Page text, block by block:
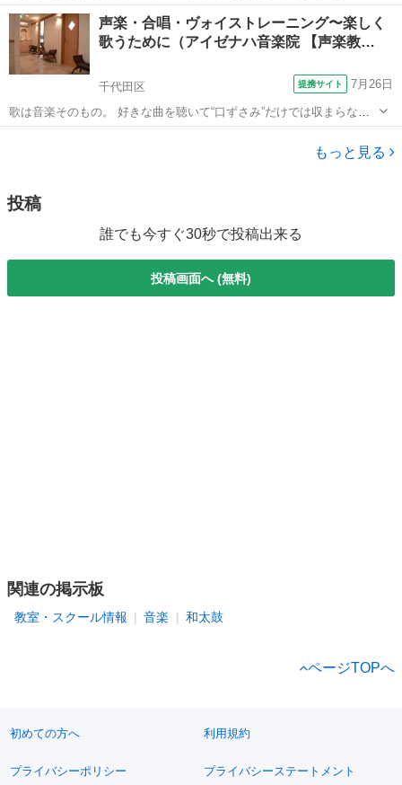
マリンバの音色に癒されたい ♪ブラスバンド在籍しているけど打楽器
担当で悩んでいる学生さん ♪昔なつかしいマリンバに触れたい ♪脳ト
レ...
東京 品川区 大井町駅 その他 マリンバ
声楽・合唱・ヴォイストレーニング〜楽しく
歌うために（アイゼナハ音楽院 【声楽教…
千代田区 提携サイト 7月26日
歌は音楽そのもの。 好きな曲を聴いて“口ずさみ”だけでは収まらなく
なった時、皆さんは歌ったり楽器を演奏する衝動に駆られませんか？
もちろん、素敵なアリアや合唱を聴いて歌そのものに魅力を感じたな
もっと見る
投稿
誰でも今すぐ30秒で投稿出来る
投稿画面へ (無料)
関連の掲示板
教室・スクール情報 音楽 和太鼓
ページTOPへ
初めての方へ 利用規約
プライバシーポリシー プライバシーステートメント